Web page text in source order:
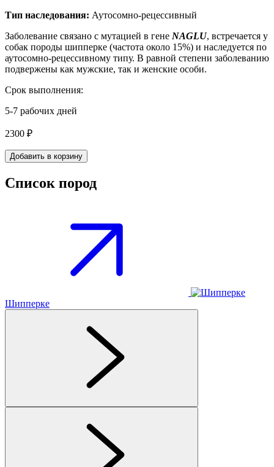
Тип наследования: Аутосомно-рецессивный
Заболевание связано с мутацией в гене NAGLU, встречается у
собак породы шипперке (частота около 15%) и наследуется по
аутосомно-рецессивному типу. В равной степени заболеванию
подвержены как мужские, так и женские особи.
Срок выполнения:
5-7 рабочих дней
2300 ₽
Добавить в корзину
Список пород
Шипперке